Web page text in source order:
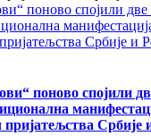
поново спојили
Србије и
поново спојили
Србије